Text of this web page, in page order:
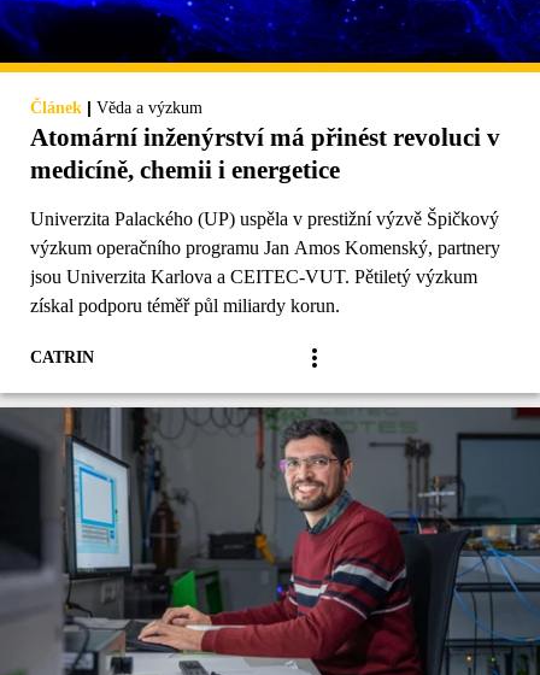
Článek | Věda a výzkum
Atomární inženýrství má přinést revoluci v
medicíně, chemii i energetice
Univerzita Palackého (UP) uspěla v prestižní výzvě Špičkový
výzkum operačního programu Jan Amos Komenský, partnery
jsou Univerzita Karlova a CEITEC-VUT. Pětiletý výzkum
získal podporu téměř půl miliardy korun.
CATRIN